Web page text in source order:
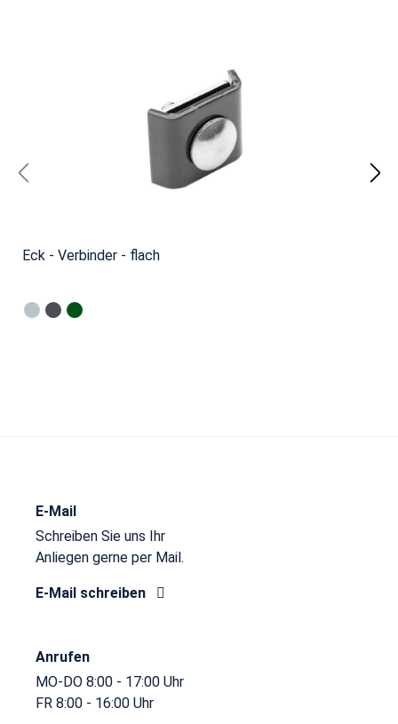
Eck - Verbinder - flach
E-Mail
Schreiben Sie uns Ihr
Anliegen gerne per Mail.
E-Mail schreiben
Anrufen
MO-DO 8:00 - 17:00 Uhr
FR 8:00 - 16:00 Uhr